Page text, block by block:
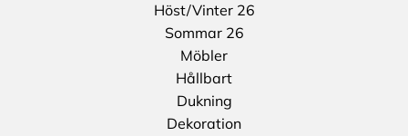
Höst/Vinter 26
Sommar 26
Möbler
Hållbart
Dukning
Dekoration